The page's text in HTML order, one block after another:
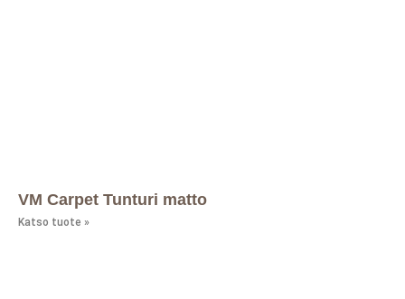
VM Carpet Tunturi matto
Katso tuote »